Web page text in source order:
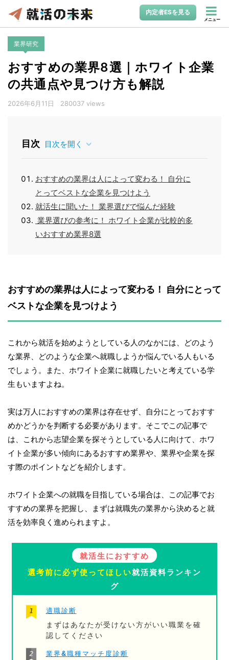
内定者ESを見る
メニュー
業界研究
おすすめの業界8選｜ホワイト企業
の共通点や見つけ方も解説
2026年6月11日 280037 views
目次 目次を開く
おすすめの業界は人によって変わる！ 自分に
とってベストな企業を見つけよう
就活生に聞いた！ 業界選びで悩んだ経験
業界選びの参考に！ ホワイト企業が比較的多
いおすすめ業界8選
おすすめの業界は人によって変わる！ 自分にとって
ベストな企業を見つけよう
これから就活を始めようとしている人のなかには、どのよう
な業界、どのような企業へ就職しようか悩んでいる人もいる
でしょう。また、ホワイト企業に就職したいと考えている学
生もいますよね。
実は万人におすすめの業界は存在せず、自分にとっておすす
めかどうかを判断する必要があります。そこでこの記事で
は、これから志望企業を探そうとしている人に向けて、ホワ
イト企業が多い傾向にあるおすすめ業界や、業界や企業を探
す際のポイントなどを紹介します。
ホワイト企業への就職を目指している場合は、この記事でお
すすめの業界を把握し、まずは就職先の業界から決めると就
活を効率良く進められますよ。
就活生におすすめ
選考前に必ず使ってほしい就活資料ランキン
グ
適職診断
まずはあなたが受けない方がいい職業を確
認してください
業界&職種マッチ度診断